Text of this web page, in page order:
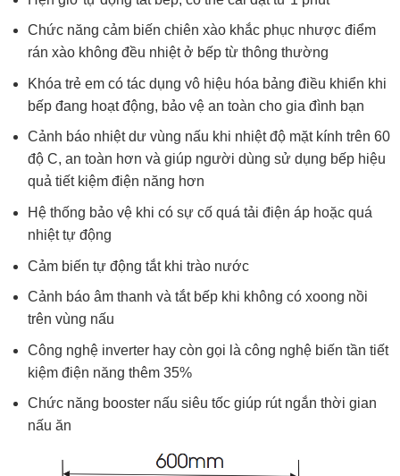
Chức năng cảm biến chiên xào khắc phục nhược điểm
rán xào không đều nhiệt ở bếp từ thông thường
Khóa trẻ em có tác dụng vô hiệu hóa bảng điều khiển khi
bếp đang hoạt động, bảo vệ an toàn cho gia đình bạn
Cảnh báo nhiệt dư vùng nấu khi nhiệt độ mặt kính trên 60
độ C, an toàn hơn và giúp người dùng sử dụng bếp hiệu
quả tiết kiệm điện năng hơn
Hệ thống bảo vệ khi có sự cố quá tải điện áp hoặc quá
nhiệt tự động
Cảm biến tự động tắt khi trào nước
Cảnh báo âm thanh và tắt bếp khi không có xoong nồi
trên vùng nấu
Công nghệ inverter hay còn gọi là công nghệ biến tần tiết
kiệm điện năng thêm 35%
Chức năng booster nấu siêu tốc giúp rút ngắn thời gian
nấu ăn